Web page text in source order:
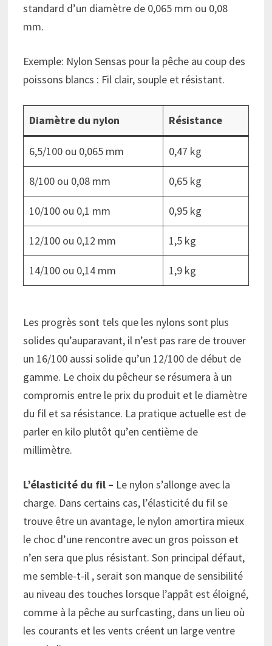
standard d’un diamètre de 0,065 mm ou 0,08
mm.
Exemple: Nylon Sensas pour la pêche au coup des
poissons blancs : Fil clair, souple et résistant.
Diamètre du nylon Résistance
6,5/100 ou 0,065 mm 0,47 kg
8/100 ou 0,08 mm 0,65 kg
10/100 ou 0,1 mm 0,95 kg
12/100 ou 0,12 mm 1,5 kg
14/100 ou 0,14 mm 1,9 kg
Les progrès sont tels que les nylons sont plus
solides qu’auparavant, il n’est pas rare de trouver
un 16/100 aussi solide qu’un 12/100 de début de
gamme. Le choix du pêcheur se résumera à un
compromis entre le prix du produit et le diamètre
du fil et sa résistance. La pratique actuelle est de
parler en kilo plutôt qu’en centième de
millimètre.
L’élasticité du fil– Le nylon s’allonge avec la
charge. Dans certains cas, l’élasticité du fil se
trouve être un avantage, le nylon amortira mieux
le choc d’une rencontre avec un gros poisson et
n’en sera que plus résistant. Son principal défaut,
me semble-t-il , serait son manque de sensibilité
au niveau des touches lorsque l’appât est éloigné,
comme à la pêche au surfcasting, dans un lieu où
les courants et les vents créent un large ventre